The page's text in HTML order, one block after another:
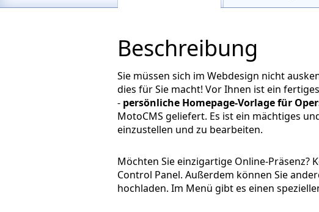
Beschreibung
Sie müssen sich im Webdesign nicht
dies für Sie macht! Vor Ihnen ist ein
- persönliche Homepage-Vorlage für
MotoCMS geliefert. Es ist ein mächtiges
einzustellen und zu bearbeiten.
Möchten Sie einzigartige Online-Präsenz?
Control Panel. Außerdem können Sie
hochladen. Im Menü gibt es einen